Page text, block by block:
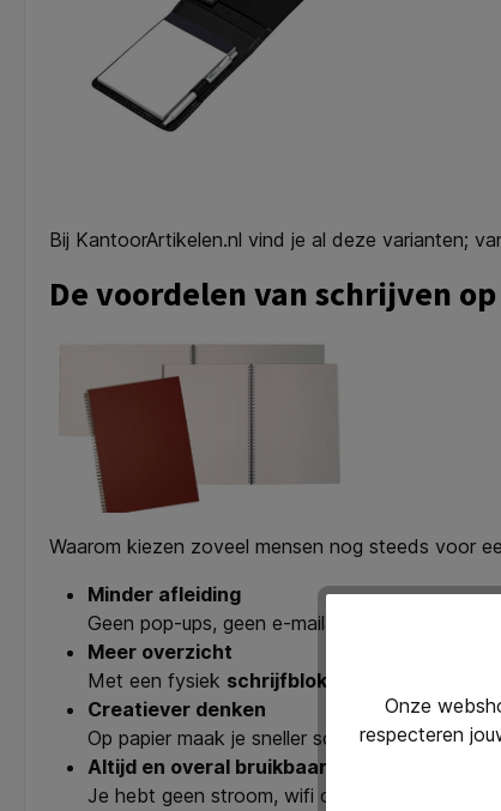
Bij KantoorArtikelen.nl vind je al deze varianten;
De voordelen van schrijven
Waarom kiezen zoveel mensen nog steeds voor
Minder afleiding
Geen pop-ups, geen e-mailalerts, geen
Meer overzicht
Met een fysiek schrijfblok blader je
Creatiever denken
Op papier maak je sneller schetsen,
Altijd en overal bruikbaar
Je hebt geen stroom, wifi of opgeladen
Onze
respecteren